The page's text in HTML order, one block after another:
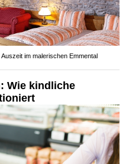
im malerischen Emmental
Wie kindliche